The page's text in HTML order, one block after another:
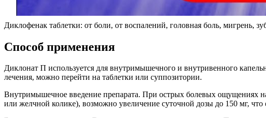
Диклофенак таблетки: от боли, от воспалений, головная боль, мигрень,
Способ применения
Диклонат П используется для внутримышечного и внутривенного
лечения, можно перейти на таблетки или суппозитории.
Внутримышечное введение препарата. При острых болевых ощущениях
или желчной колике), возможно увеличение суточной дозы до 150 мг, что